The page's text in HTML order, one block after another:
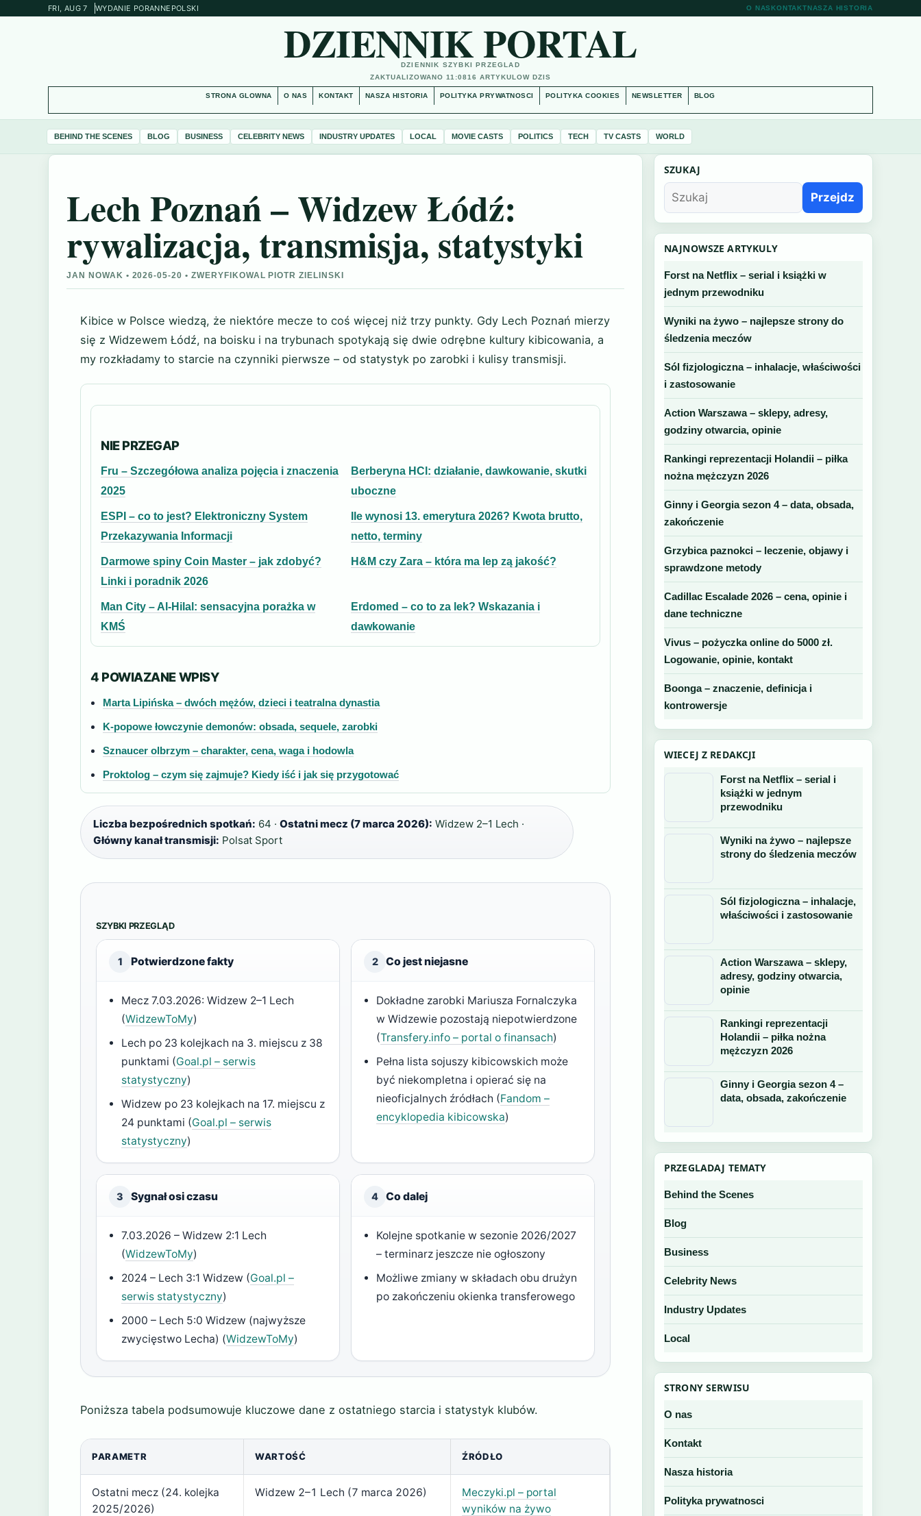
FRI, AUG 7 WYDANIE PORANNE POLSKI O NASKONTAKTNASZA HISTORIA
DZIENNIK PORTAL
DZIENNIK SZYBKI PRZEGLAD
ZAKTUALIZOWANO 11:0816 ARTYKULOW DZIS
STRONA GLOWNA O NAS KONTAKT NASZA HISTORIA POLITYKA PRYWATNOSCI POLITYKA COOKIES NEWSLETTER BLOG
BEHIND THE SCENES BLOG BUSINESS CELEBRITY NEWS INDUSTRY UPDATES LOCAL MOVIE CASTS POLITICS TECH TV CASTS WORLD
Lech Poznań – Widzew Łódź:
rywalizacja, transmisja, statystyki
JAN NOWAK • 2026-05-20 • ZWERYFIKOWAL PIOTR ZIELINSKI
Kibice w Polsce wiedzą, że niektóre mecze to coś więcej niż trzy punkty. Gdy Lech Poznań mierzy
się z Widzewem Łódź, na boisku i na trybunach spotykają się dwie odrębne kultury kibicowania, a
my rozkładamy to starcie na czynniki pierwsze – od statystyk po zarobki i kulisy transmisji.
NIE PRZEGAP
Fru – Szczegółowa analiza pojęcia i znaczenia
2025
Berberyna HCl: działanie, dawkowanie, skutki
uboczne
ESPI – co to jest? Elektroniczny System
Przekazywania Informacji
Ile wynosi 13. emerytura 2026? Kwota brutto,
netto, terminy
Darmowe spiny Coin Master – jak zdobyć?
Linki i poradnik 2026
H&M czy Zara – która ma lep zą jakość?
Man City – Al-Hilal: sensacyjna porażka w
KMŚ
Erdomed – co to za lek? Wskazania i
dawkowanie
4 POWIAZANE WPISY
Marta Lipińska – dwóch mężów, dzieci i teatralna dynastia
K-popowe łowczynie demonów: obsada, sequele, zarobki
Sznaucer olbrzym – charakter, cena, waga i hodowla
Proktolog – czym się zajmuje? Kiedy iść i jak się przygotować
Liczba bezpośrednich spotkań: 64 · Ostatni mecz (7 marca 2026): Widzew 2–1 Lech ·
Główny kanał transmisji: Polsat Sport
SZYBKI PRZEGLĄD
1 Potwierdzone fakty
Mecz 7.03.2026: Widzew 2–1 Lech
(WidzewToMy)
Lech po 23 kolejkach na 3. miejscu z 38
punktami (Goal.pl – serwis
statystyczny)
Widzew po 23 kolejkach na 17. miejscu z
24 punktami (Goal.pl – serwis
statystyczny)
2 Co jest niejasne
Dokładne zarobki Mariusza Fornalczyka
w Widzewie pozostają niepotwierdzone
(Transfery.info – portal o finansach)
Pełna lista sojuszy kibicowskich może
być niekompletna i opierać się na
nieoficjalnych źródłach (Fandom –
encyklopedia kibicowska)
3 Sygnał osi czasu
7.03.2026 – Widzew 2:1 Lech
(WidzewToMy)
2024 – Lech 3:1 Widzew (Goal.pl –
serwis statystyczny)
2000 – Lech 5:0 Widzew (najwyższe
zwycięstwo Lecha) (WidzewToMy)
4 Co dalej
Kolejne spotkanie w sezonie 2026/2027
– terminarz jeszcze nie ogłoszony
Możliwe zmiany w składach obu drużyn
po zakończeniu okienka transferowego
Poniższa tabela podsumowuje kluczowe dane z ostatniego starcia i statystyk klubów.
PARAMETR WARTOŚĆ ŹRÓDŁO
Ostatni mecz (24. kolejka
2025/2026)
Widzew 2–1 Lech (7 marca 2026)
Meczyki.pl – portal
wyników na żywo
SZUKAJ
Przejdz
NAJNOWSZE ARTYKULY
Forst na Netflix – serial i książki w
jednym przewodniku
Wyniki na żywo – najlepsze strony do
śledzenia meczów
Sól fizjologiczna – inhalacje, właściwości
i zastosowanie
Action Warszawa – sklepy, adresy,
godziny otwarcia, opinie
Rankingi reprezentacji Holandii – piłka
nożna mężczyzn 2026
Ginny i Georgia sezon 4 – data, obsada,
zakończenie
Grzybica paznokci – leczenie, objawy i
sprawdzone metody
Cadillac Escalade 2026 – cena, opinie i
dane techniczne
Vivus – pożyczka online do 5000 zł.
Logowanie, opinie, kontakt
Boonga – znaczenie, definicja i
kontrowersje
WIECEJ Z REDAKCJI
Forst na Netflix – serial i
książki w jednym
przewodniku
Wyniki na żywo – najlepsze
strony do śledzenia meczów
Sól fizjologiczna – inhalacje,
właściwości i zastosowanie
Action Warszawa – sklepy,
adresy, godziny otwarcia,
opinie
Rankingi reprezentacji
Holandii – piłka nożna
mężczyzn 2026
Ginny i Georgia sezon 4 –
data, obsada, zakończenie
PRZEGLADAJ TEMATY
Behind the Scenes
Blog
Business
Celebrity News
Industry Updates
Local
STRONY SERWISU
O nas
Kontakt
Nasza historia
Polityka prywatnosci